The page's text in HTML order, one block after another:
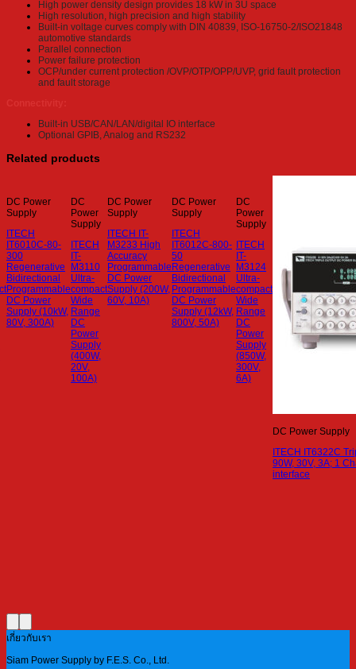
High power density design provides 18 kW in 3U space
High resolution, high precision and high stability
Built-in voltage curves comply with DIN 40839, ISO-16750-2/ISO21848
automotive standards
Parallel connection
Power failure protection
OCP/under current protection /OVP/OTP/OPP/UVP, grid fault protection
and fault storage
Built-in USB/CAN/LAN/digital IO interface
Optional GPIB, Analog and RS232
Related products
DC Power
Supply
ITECH
IT6010C-80-
300
Regenerative
Bidirectional
Programmable
DC Power
Supply (10kW,
80V, 300A)
DC
Power
Supply
ITECH
IT-
M3110
Ultra-
compact
Wide
Range
DC
Power
Supply
(400W,
20V,
100A)
DC Power
Supply
ITECH IT-
M3233 High
Accuracy
Programmable
DC Power
Supply (200W,
60V, 10A)
DC Power
Supply
ITECH
IT6012C-800-
50
Regenerative
Bidirectional
Programmable
DC Power
Supply (12kW,
800V, 50A)
DC
Power
Supply
ITECH
IT-
M3124
Ultra-
compact
Wide
Range
DC
Power
Supply
(850W,
300V,
6A)
DC Power Supply
ITECH IT6322C
90W, 30V, 3A; 1
interface
เกี่ยวกับเรา
Siam Power Supply by F.E.S. Co., Ltd.